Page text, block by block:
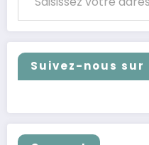
Suivez-nous sur